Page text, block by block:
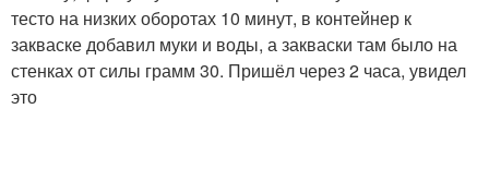
тесто на низких оборотах 10 минут, в контейнер к
закваске добавил муки и воды, а закваски там было на
стенках от силы грамм 30. Пришёл через 2 часа, увидел
это